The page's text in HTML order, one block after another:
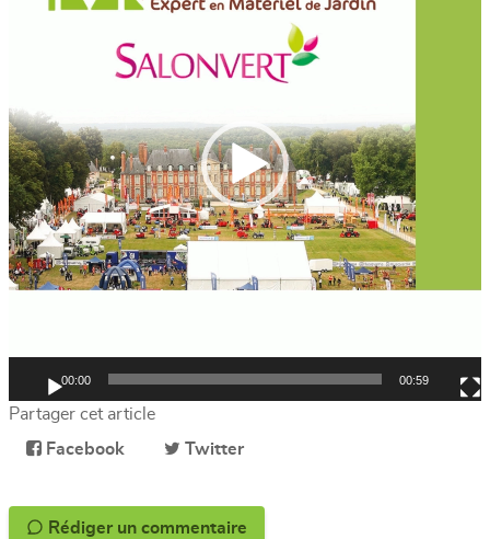
00:00 00:59
Partager cet article
Facebook
Twitter
Rédiger un commentaire